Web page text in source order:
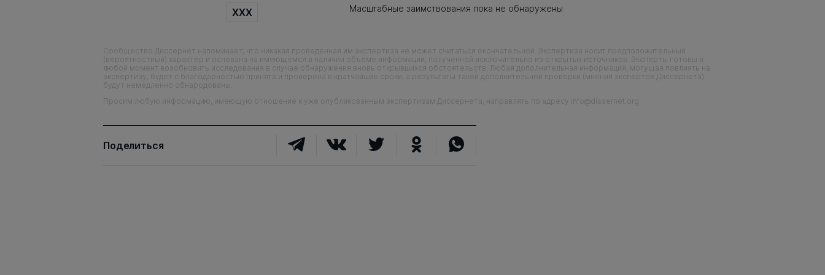
XXX Масштабные заимствования пока не обнаружены
Сообщество Диссернет напоминает, что никакая проведенная им экспертиза не может считаться окончательной. Экспертиза носит предположительный
(вероятностный) характер и основана на имеющемся в наличии объеме информации, полученной исключительно из открытых источников. Эксперты готовы в
любой момент возобновить исследования в случае обнаружения вновь открывшихся обстоятельств. Любая дополнительная информация, могущая повлиять на
экспертизу, будет с благодарностью принята и проверена в кратчайшие сроки, а результаты такой дополнительной проверки (мнения экспертов Диссернета)
будут немедленно обнародованы.
Просим любую информацию, имеющую отношение к уже опубликованным экспертизам Диссернета, направлять по адресу info@dissernet.org
Поделиться